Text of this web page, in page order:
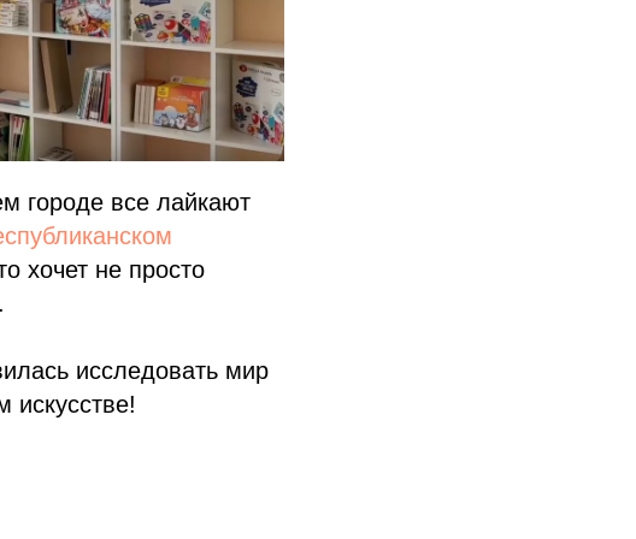
городе все лайкают
хочет не просто
исследовать мир
искусстве!